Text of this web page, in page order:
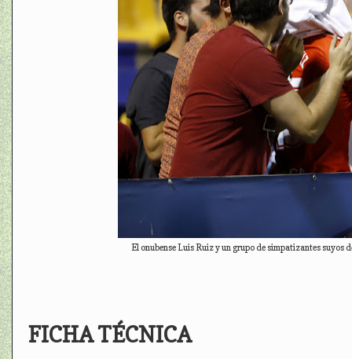
El onubense Luis Ruiz y un grupo de simpatizantes
FICHA TÉCNICA